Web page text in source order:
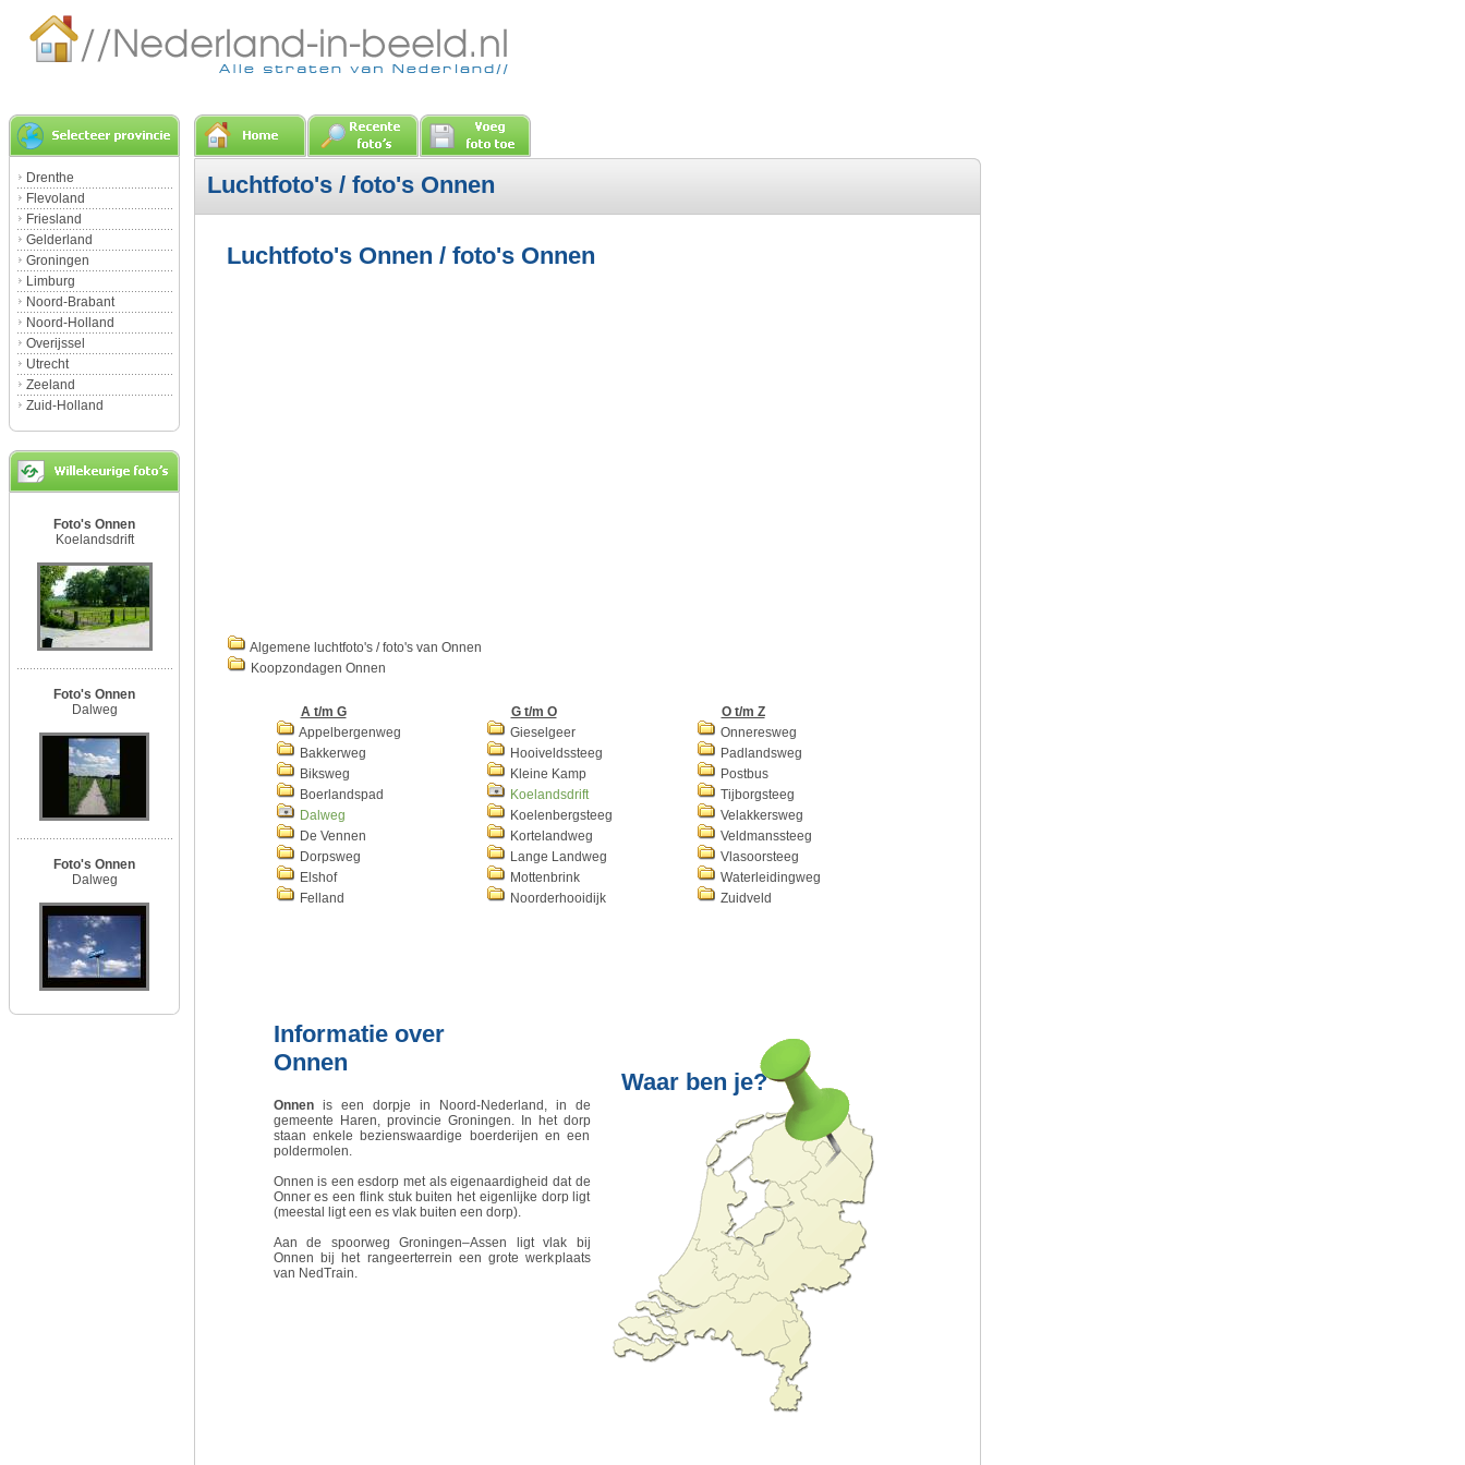
Drenthe
Flevoland
Friesland
Gelderland
Groningen
Limburg
Noord-Brabant
Noord-Holland
Overijssel
Utrecht
Zeeland
Zuid-Holland
Foto's Onnen
Koelandsdrift
Foto's Onnen
Dalweg
Foto's Onnen
Dalweg
Luchtfoto's / foto's Onnen
Luchtfoto's Onnen / foto's Onnen
Algemene luchtfoto's / foto's van Onnen
Koopzondagen Onnen
A t/m G G t/m O
O t/m Z
Appelbergenweg
Gieselgeer
Onneresweg
Bakkerweg
Hooiveldssteeg
Padlandsweg
Biksweg
Kleine Kamp
Postbus
Boerlandspad
Koelandsdrift
Tijborgsteeg
Dalweg
Koelenbergsteeg
Velakkersweg
De Vennen
Kortelandweg
Veldmanssteeg
Dorpsweg
Lange Landweg
Vlasoorsteeg
Elshof
Mottenbrink
Waterleidingweg
Felland
Noorderhooidijk Zuidveld
Informatie over
Onnen
Onnenis een dorpje in Noord-Nederland, in de
gemeente Haren, provincie Groningen. In het dorp
staan enkele bezienswaardige boerderijen en een
poldermolen.
Onnen is een esdorp met als eigenaardigheid dat de
Onner es een flink stuk buiten het eigenlijke dorp ligt
(meestal ligt een es vlak buiten een dorp).
Aan de spoorweg Groningen–Assen ligt vlak bij
Onnen bij het rangeerterrein een grote werkplaats
van NedTrain.